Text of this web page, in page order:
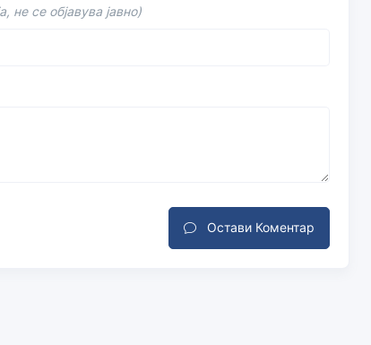
не се објавува јавно)
Остави Коментар